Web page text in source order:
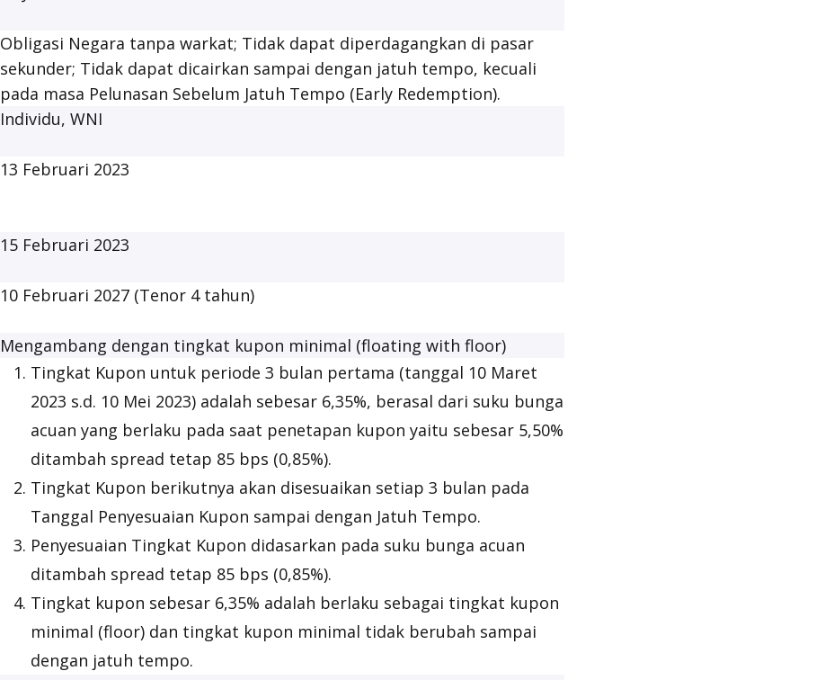
Obligasi Negara tanpa warkat; Tidak dapat diperdagangkan di pasar
sekunder; Tidak dapat dicairkan sampai dengan jatuh tempo, kecuali
pada masa Pelunasan Sebelum Jatuh Tempo (Early Redemption).
Individu, WNI
13 Februari 2023
15 Februari 2023
10 Februari 2027 (Tenor 4 tahun)
Mengambang dengan tingkat kupon minimal (floating with floor)
Tingkat Kupon untuk periode 3 bulan pertama (tanggal 10 Maret
2023 s.d. 10 Mei 2023) adalah sebesar 6,35%, berasal dari suku bunga
acuan yang berlaku pada saat penetapan kupon yaitu sebesar 5,50%
ditambah spread tetap 85 bps (0,85%).
Tingkat Kupon berikutnya akan disesuaikan setiap 3 bulan pada
Tanggal Penyesuaian Kupon sampai dengan Jatuh Tempo.
Penyesuaian Tingkat Kupon didasarkan pada suku bunga acuan
ditambah spread tetap 85 bps (0,85%).
Tingkat kupon sebesar 6,35% adalah berlaku sebagai tingkat kupon
minimal (floor) dan tingkat kupon minimal tidak berubah sampai
dengan jatuh tempo.